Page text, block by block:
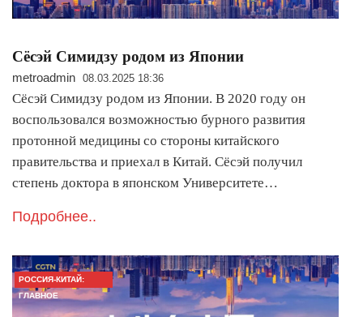
Сёсэй Симидзу родом из Японии
metroadmin 08.03.2025 18:36
Сёсэй Симидзу родом из Японии. В 2020 году он
воспользовался возможностью бурного развития
протонной медицины со стороны китайского
правительства и приехал в Китай. Сёсэй получил
степень доктора в японском Университете…
Подробнее..
РОССИЯ-КИТАЙ:
ГЛАВНОЕ